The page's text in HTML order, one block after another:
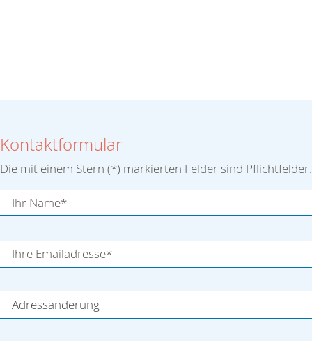
Kontaktformular
Die mit einem Stern (*) markierten Felder sind Pflichtfelder.
Ihr Name*
Ihre Emailadresse*